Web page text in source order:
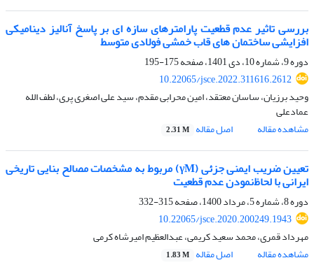
بررسی تاثیر عدم قطعیت پارامترهای سازه ای بر پاسخ آنالیز دینامیکی
افزایشی ساختمان های قاب خمشی فولادی متوسط
دوره 9، شماره 10، دی 1401، صفحه
175-195
10.22065/jsce.2022.311616.2612
وحید برزیان، ساسان معتقد، امین محرابی مقدم، سید علی اصغری پری، لطف الله
عمادعلی
مشاهده مقاله
اصل مقاله 2.31 M
تعیین ضریب ایمنی جزئی (γM) مربوط به مشخصات مصالح بنایی تاریخی
ایرانی با لحاظ‌نمودن عدم قطعیت
دوره 8، شماره 5، مرداد 1400، صفحه
315-332
10.22065/jsce.2020.200249.1943
مهرداد قمری، محمد سعید کریمی، عبدالعظیم امیرشاه کرمی
مشاهده مقاله
اصل مقاله 1.83 M